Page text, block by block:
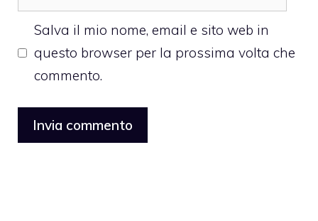
web
Salva il mio nome, email e sito web in
questo browser per la prossima volta che
commento.